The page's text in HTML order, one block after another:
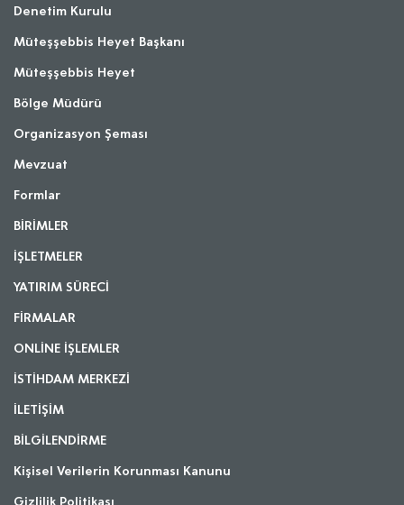
Denetim Kurulu
Müteşşebbis Heyet Başkanı
Müteşşebbis Heyet
Bölge Müdürü
Organizasyon Şeması
Mevzuat
Formlar
BİRİMLER
İŞLETMELER
YATIRIM SÜRECİ
FİRMALAR
ONLİNE İŞLEMLER
İSTİHDAM MERKEZİ
İLETİŞİM
BİLGİLENDİRME
Kişisel Verilerin Korunması Kanunu